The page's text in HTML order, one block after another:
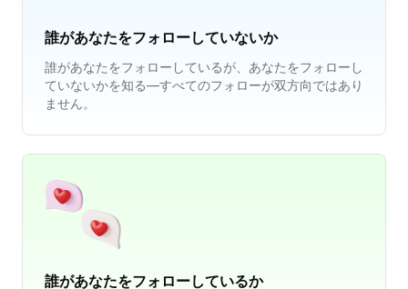
誰があなたをフォローしていないか
誰があなたをフォローしているが、あなたをフォローし
ていないかを知る—すべてのフォローが双方向ではあり
ません。
誰があなたをフォローしているか